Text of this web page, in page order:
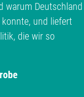
warum Deutschland
und liefert
die wir so